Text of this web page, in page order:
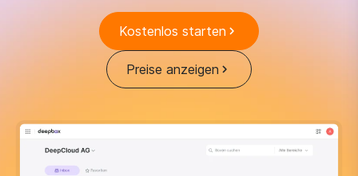
Kostenlos starten
Preise anzeigen